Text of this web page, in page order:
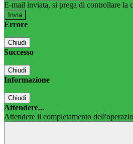
E-mail inviata, si prega di controllare la
Errore
Chiudi
Successo
Chiudi
Informazione
Chiudi
Attendere...
Attendere il completamento